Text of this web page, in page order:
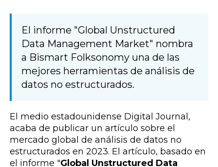
El informe "Global Unstructured
Data Management Market" nombra
a Bismart Folksonomy una de las
mejores herramientas de análisis de
datos no estructurados.
El medio estadounidense Digital Journal,
acaba de publicar un artículo sobre el
mercado global de análisis de datos no
estructurados en 2023. El artículo, basado en
el informe "Global Unstructured Data